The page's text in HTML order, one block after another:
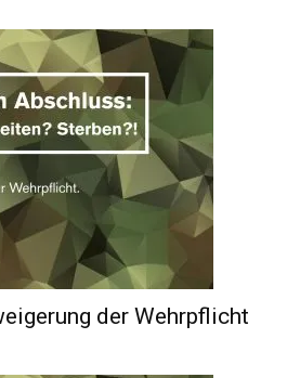
der Wehrpflicht